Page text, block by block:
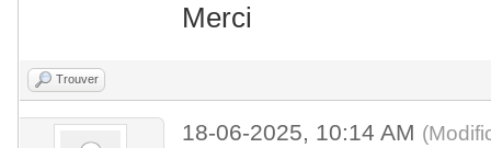
Merci
Trouver
18-06-2025, 10:14 AM